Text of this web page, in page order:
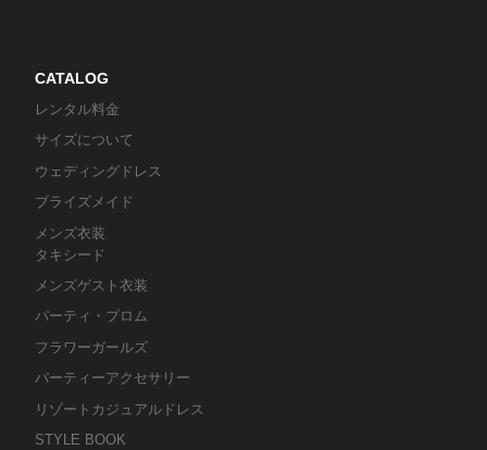
CATALOG
レンタル料金
サイズについて
ウェディングドレス
ブライズメイド
メンズ衣装
タキシード
メンズゲスト衣装
パーティ・プロム
フラワーガールズ
パーティーアクセサリー
リゾートカジュアルドレス
STYLE BOOK